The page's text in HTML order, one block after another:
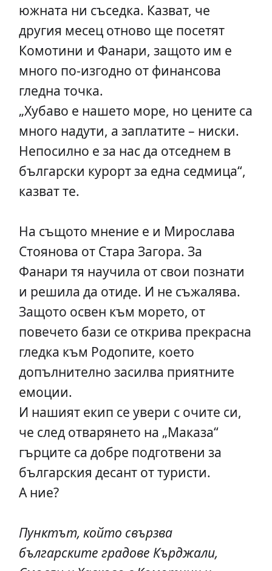
южната ни съседка. Казват, че
другия месец отново ще посетят
Комотини и Фанари, защото им е
много по-изгодно от финансова
гледна точка.
„Хубаво е нашето море, но цените са
много надути, а заплатите – ниски.
Непосилно е за нас да отседнем в
български курорт за една седмица“,
казват те.
На същото мнение е и Мирослава
Стоянова от Стара Загора. За
Фанари тя научила от свои познати
и решила да отиде. И не съжалява.
Защото освен към морето, от
повечето бази се открива прекрасна
гледка към Родопите, което
допълнително засилва приятните
емоции.
И нашият екип се увери с очите си,
че след отварянето на „Маказа“
гърците са добре подготвени за
българския десант от туристи.
А ние?
Пунктът, който свързва
българските градове Кърджали,